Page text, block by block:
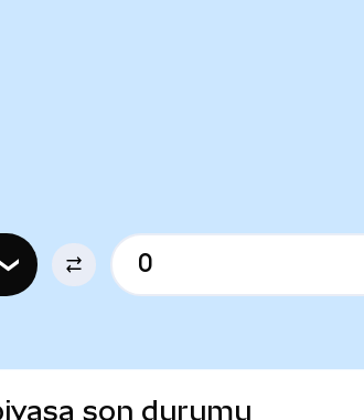
son durumu